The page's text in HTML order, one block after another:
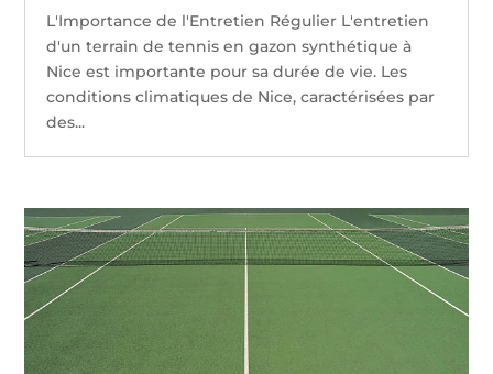
L'Importance de l'Entretien Régulier L'entretien
d'un terrain de tennis en gazon synthétique à
Nice est importante pour sa durée de vie. Les
conditions climatiques de Nice, caractérisées par
des...